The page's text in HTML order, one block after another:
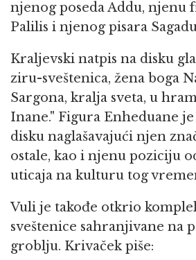
njenog poseda Addu,
Palilis i njenog pisara
Kraljevski natpis na disku
ziru-sveštenica, žena boga
Sargona, kralja sveta, u
Inane." Figura Enheduane
disku naglašavajući njen
ostale, kao i njenu poziciju
uticaja na kulturu tog
Vuli je takođe otkrio
sveštenice sahranjivane na
groblju. Krivaček piše: